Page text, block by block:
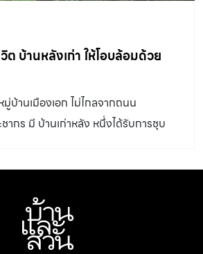
อกที่ดี สถาปนิกจึงนำเสนอให้รวมบ้าน
ยว และหลอมรวมสองสไตล์เข้าด้วยกัน
อง บ้านโมเดิร์นสีขาวทรงกล่อง ที่ใช้
าผสมผสาน ผสานวัย ผสานสไตล์ บ้านโม
พื้นที่ 650 ตารางเมตรได้ออกแบบ
ออกแบบทางภาษาสถาปัตยกรรมให้ผสม
งสองรุ่น ระหว่างสไตล์คลาสสิกกับมินิ
ลความคลาสสิกของคุณพ่อคุณแม่ด้วย
ความสมดุล และหรูหรา ส่วนความมินิ
ต บ้านหลังเก่า ให้โอบล้อมด้วย
มู่บ้านเมืองเอก ไม่ไกลจากถนน
ากร มี บ้านเก่าหลัง หนึ่งได้รับการชุบ